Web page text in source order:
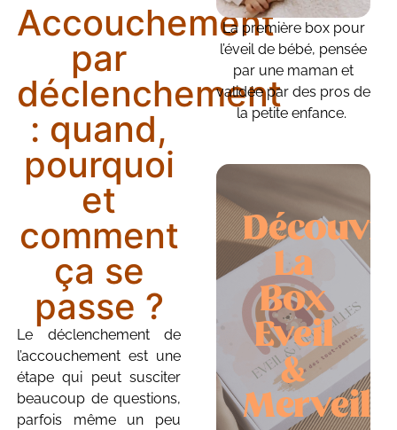
Accouchement
par
déclenchement
: quand,
pourquoi
et
comment
ça se
passe ?
Le déclenchement de
l’accouchement est une
étape qui peut susciter
beaucoup de questions,
parfois même un peu
La première box pour
l’éveil de bébé, pensée
par une maman et
validée par des pros de
la petite enfance.
La
Box
Eveil
&